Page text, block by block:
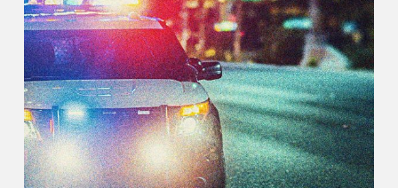
et
le
CCLA
réclament
la
création
d’une
commission